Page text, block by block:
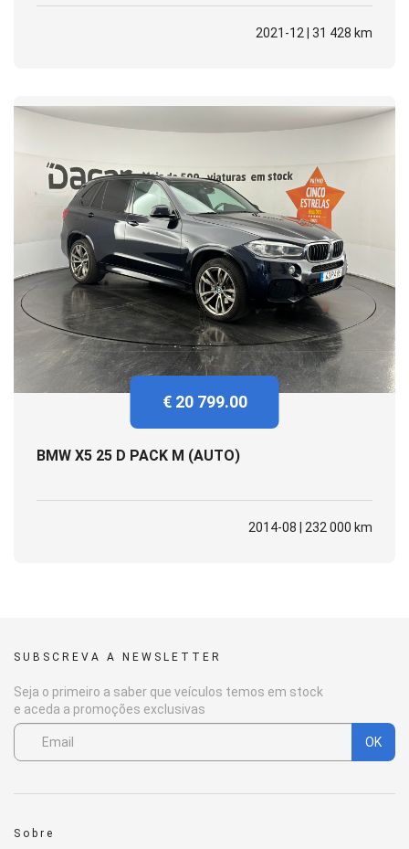
2021-12 | 31 428 km
€ 20 799.00
BMW X5 25 D PACK M (AUTO)
2014-08 | 232 000 km
SUBSCREVA A NEWSLETTER
Seja o primeiro a saber que veículos temos em stock
e aceda a promoções exclusivas
OK
Sobre